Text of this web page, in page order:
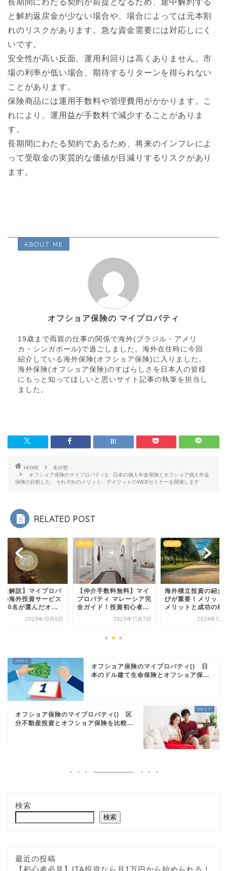
と解約返戻金が少ない場合や、場合によっては元本割
れのリスクがあります。急な資金需要には対応しにく
いです。
安全性が高い反面、運用利回りは高くありません。市
場の利率が低い場合、期待するリターンを得られない
ことがあります。
保険商品には運用手数料や管理費用がかかります。こ
れにより、運用益が手数料で減少することがありま
す。
長期間にわたる契約であるため、将来のインフレによ
って受取金の実質的な価値が目減りするリスクがあり
ます。
ABOUT ME
オフショア保険の マイプロパティ
19歳まで両親の仕事の関係で海外(ブラジル・アメリ
カ・シンガポール)で過ごしました。海外在住時に今回
紹介している海外保険(オフショア保険)に入りました。
海外保険(オフショア保険)のすばらしさを日本人の皆様
にもっと知ってほしいと思いサイト記事の執筆を担当し
ました。
HOME
未分類
オフショア保険のマイプロパティ() 日本の個人年金保険とオフショア個人年金
保険の比較した、それぞれのメリット、デメリットのWEBセミナーを開催します
RELATED POST
全解説】マイプロパ
の海外投資サービス
名が選んだオ...
2025年10月6日
未分類
【仲介手数料無料】マイ
プロパティ マレーシア完
全ガイド！投資初心者...
2025年11月7日
未分類
海外積立投資の紹介
びが重要！メリット
メリットと成功の秘
2024年12
オフショア保険のマイプロパティ() 日
本のドル建て生命保険とオフショア保...
オフショア保険のマイプロパティ() 区
分不動産投資とオフショア保険を比較...
検索
検索
最近の投稿
【初心者必見】ITA投資なら月1万円から始められる！